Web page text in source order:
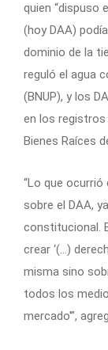
quien “dispuso
(hoy DAA)
dominio de la
reguló el agua
(BNUP), y los
en los registros
Bienes Raíces
“Lo que ocurrió
sobre el DAA,
constitucional.
crear ‘(…)
misma sino
todos los
mercado'”,